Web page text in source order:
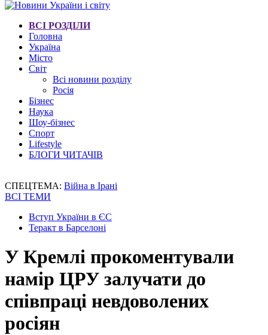
ВСІ РОЗДІЛИ
Головна
Україна
Місто
Світ
Всі новини розділу
Росія
Бізнес
Наука
Шоу-бізнес
Спорт
Lifestyle
БЛОГИ ЧИТАЧІВ
СПЕЦТЕМА: Війна в Ірані
ВСІ ТЕМИ
Вступ України в ЄС
Теракт в Барселоні
У Кремлі прокоментували
намір ЦРУ залучати до
співпраці невдоволених
росіян